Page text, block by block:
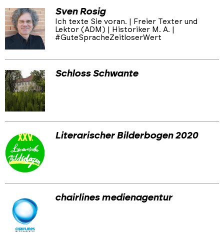
Sven Rosig
Ich texte Sie voran. | Freier Texter und
Lektor (ADM) | Historiker M. A. |
#GuteSpracheZeitloserWert
Schloss Schwante
Literarischer Bilderbogen 2020
chairlines medienagentur